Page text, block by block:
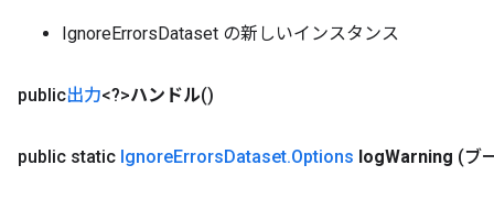
IgnoreErrorsDataset の新しいインスタンス
public出力<?>ハンドル()
public static IgnoreErrorsDataset.Options logWarning (ブ